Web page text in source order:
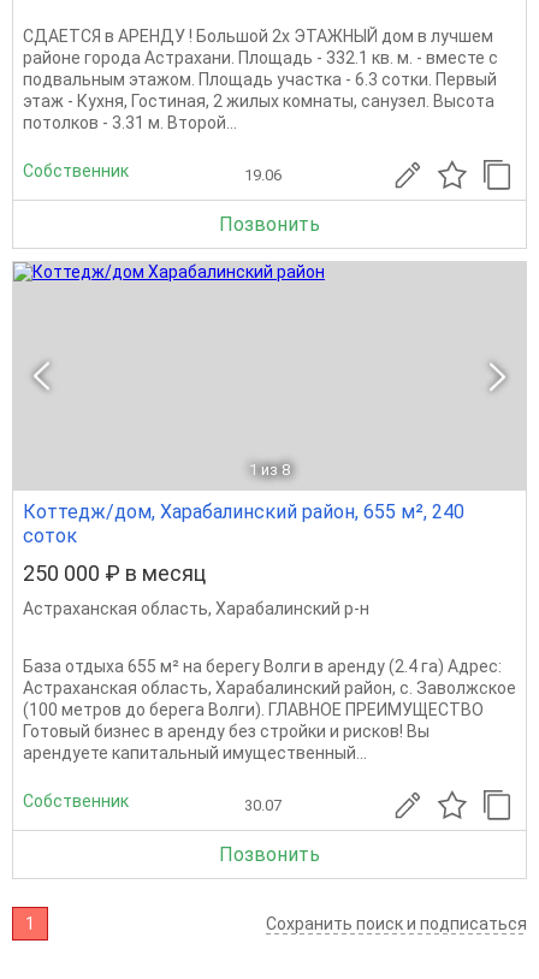
СДАЕТСЯ в АРЕНДУ ! Большой 2х ЭТАЖНЫЙ дом в лучшем
районе города Астрахани. Площадь - 332.1 кв. м. - вместе с
подвальным этажом. Площадь участка - 6.3 сотки. Первый
этаж - Кухня, Гостиная, 2 жилых комнаты, санузел. Высота
потолков - 3.31 м. Второй...
Собственник 19.06
Позвонить
1 из 8
Коттедж/дом, Харабалинский район, 655 м², 240
соток
250 000 ₽ в месяц
Астраханская область, Харабалинский р-н
База отдыха 655 м² на берегу Волги в аренду (2.4 га) Адрес:
Астраханская область, Харабалинский район, с. Заволжское
(100 метров до берега Волги). ГЛАВНОЕ ПРЕИМУЩЕСТВО
Готовый бизнес в аренду без стройки и рисков! Вы
арендуете капитальный имущественный...
Собственник 30.07
Позвонить
1 Сохранить поиск и подписаться